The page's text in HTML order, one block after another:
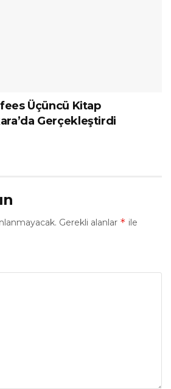
Üçüncü Kitap
Gerçekleştirdi
Gerekli alanlar * ile